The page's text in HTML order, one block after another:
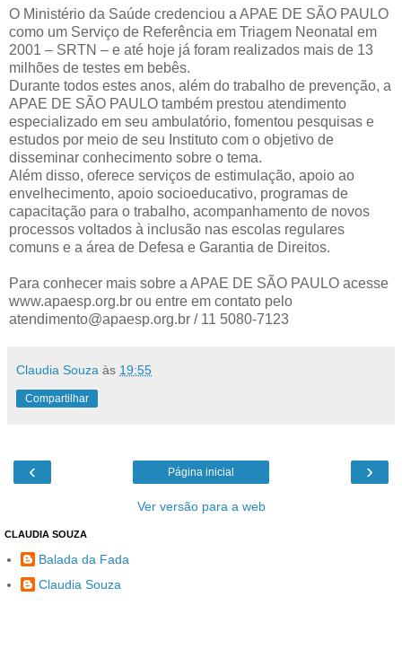
O Ministério da Saúde credenciou a APAE DE SÃO PAULO
como um Serviço de Referência em Triagem Neonatal em
2001 – SRTN – e até hoje já foram realizados mais de 13
milhões de testes em bebês.
Durante todos estes anos, além do trabalho de prevenção, a
APAE DE SÃO PAULO também prestou atendimento
especializado em seu ambulatório, fomentou pesquisas e
estudos por meio de seu Instituto com o objetivo de
disseminar conhecimento sobre o tema.
Além disso, oferece serviços de estimulação, apoio ao
envelhecimento, apoio socioeducativo, programas de
capacitação para o trabalho, acompanhamento de novos
processos voltados à inclusão nas escolas regulares
comuns e a área de Defesa e Garantia de Direitos.
Para conhecer mais sobre a APAE DE SÃO PAULO acesse
www.apaesp.org.br ou entre em contato pelo
atendimento@apaesp.org.br / 11 5080-7123
Claudia Souza às 19:55
Compartilhar
‹ ›
Página inicial
Ver versão para a web
CLAUDIA SOUZA
Balada da Fada
Claudia Souza